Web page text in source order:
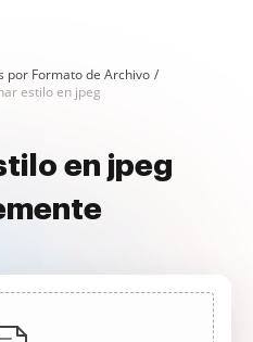
por Formato de Archivo
estilo en jpeg
en jpeg